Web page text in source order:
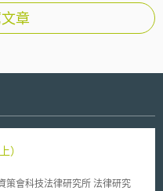
章
）